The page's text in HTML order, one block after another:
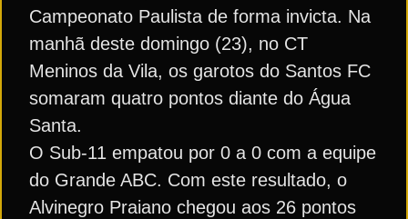
Campeonato Paulista de forma invicta. Na
manhã deste domingo (23), no CT
Meninos da Vila, os garotos do Santos FC
somaram quatro pontos diante do Água
Santa.
O Sub-11 empatou por 0 a 0 com a equipe
do Grande ABC. Com este resultado, o
Alvinegro Praiano chegou aos 26 pontos